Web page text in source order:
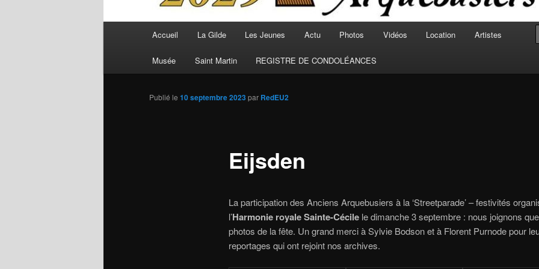
Accueil La Gilde Les Jeunes Actu Photos Vidéos Location Artistes
Musée Saint Martin REGISTRE DE CONDOLÉANCES
Eijsden
Publié le 10 septembre 2023par RedEU2
La participation des Anciens Arquebusiers à la ‘Streetparade’ – festivités
l’Harmonie royale Sainte-Cécilele dimanche 3 septembre : nous joignons
photos de la fête. Un grand merci à Sylvie Bodson et à Florent Purnode pour
reportages qui ont rejoint nos archives.